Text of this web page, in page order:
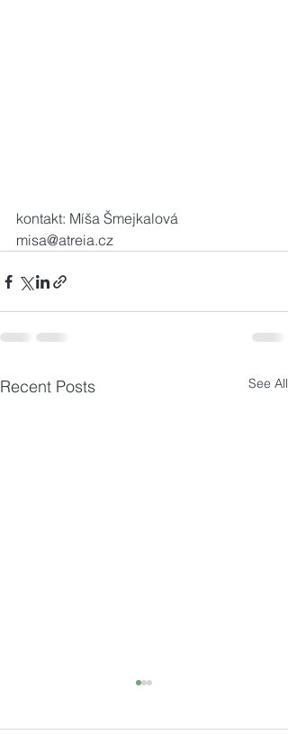
kontakt: Míša Šmejkalová
misa@atreia.cz
Recent Posts See All